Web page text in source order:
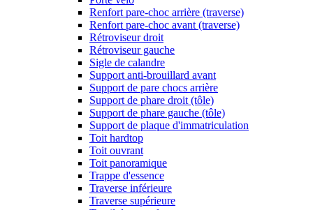
Renfort pare-choc arrière (traverse)
Renfort pare-choc avant (traverse)
Rétroviseur droit
Rétroviseur gauche
Sigle de calandre
Support anti-brouillard avant
Support de pare chocs arrière
Support de phare droit (tôle)
Support de phare gauche (tôle)
Support de plaque d'immatriculation
Toit hardtop
Toit ouvrant
Toit panoramique
Trappe d'essence
Traverse inférieure
Traverse supérieure